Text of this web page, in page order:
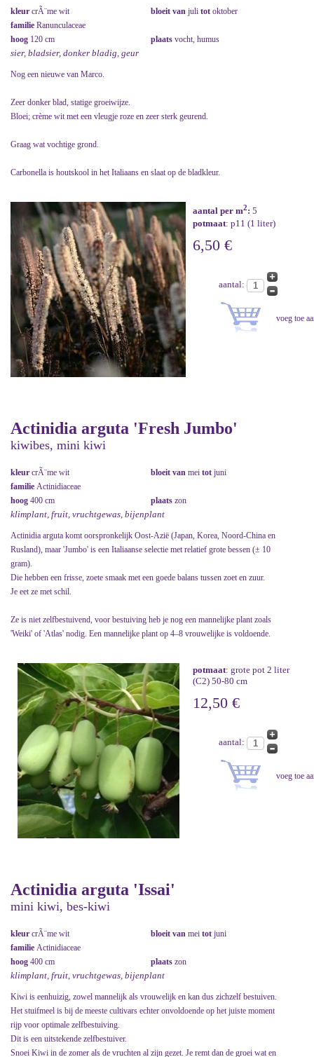
kleur crÃ¨me wit bloeit van juli tot oktober
familie Ranunculaceae
hoog 120 cm plaats vocht, humus
sier, bladsier, donker bladig, geur
Nog een nieuwe van Marco.
Zeer donker blad, statige groeiwijze.
Bloei; crème wit met een vleugje roze en zeer sterk geurend.
Graag wat vochtige grond.
Carbonella is houtskool in het Italiaans en slaat op de bladkleur.
aantal per m2: 5
potmaat: p11 (1 liter)
6,50 €
aantal:
Actinidia arguta 'Fresh Jumbo'
kiwibes, mini kiwi
kleur crÃ¨me wit bloeit van mei tot juni
familie Actinidiaceae
hoog 400 cm plaats zon
klimplant, fruit, vruchtgewas, bijenplant
Actinidia arguta komt oorspronkelijk Oost-Azië (Japan, Korea, Noord-China en
Rusland), maar 'Jumbo' is een Italiaanse selectie met relatief grote bessen (± 10
gram).
Die hebben een frisse, zoete smaak met een goede balans tussen zoet en zuur.
Je eet ze met schil.
Ze is niet zelfbestuivend, voor bestuiving heb je nog een mannelijke plant zoals
'Weiki' of 'Atlas' nodig. Een mannelijke plant op 4–8 vrouwelijke is voldoende.
potmaat: grote pot 2 liter
(C2) 50-80 cm
12,50 €
aantal:
Actinidia arguta 'Issai'
mini kiwi, bes-kiwi
kleur crÃ¨me wit bloeit van mei tot juni
familie Actinidiaceae
hoog 400 cm plaats zon
klimplant, fruit, vruchtgewas, bijenplant
Kiwi is eenhuizig, zowel mannelijk als vrouwelijk en kan dus zichzelf bestuiven.
Het stuifmeel is bij de meeste cultivars echter onvoldoende op het juiste moment
rijp voor optimale zelfbestuiving.
Dit is een uitstekende zelfbestuiver.
Snoei Kiwi in de zomer als de vruchten al zijn gezet. Je remt dan de groei wat en